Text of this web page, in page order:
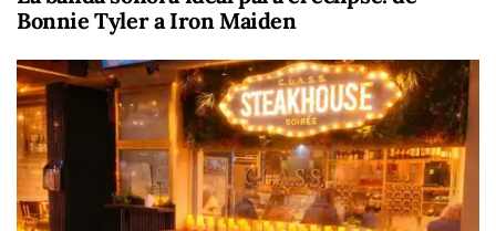
Bonnie Tyler a Iron Maiden